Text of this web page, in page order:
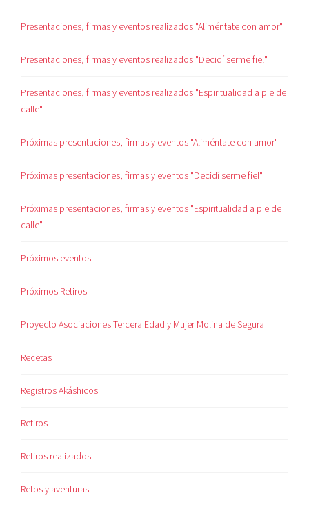
Presentaciones, firmas y eventos realizados "Aliméntate con amor"
Presentaciones, firmas y eventos realizados "Decidí serme fiel"
Presentaciones, firmas y eventos realizados "Espiritualidad a pie de
calle"
Próximas presentaciones, firmas y eventos "Aliméntate con amor"
Próximas presentaciones, firmas y eventos "Decidí serme fiel"
Próximas presentaciones, firmas y eventos "Espiritualidad a pie de
calle"
Próximos eventos
Próximos Retiros
Proyecto Asociaciones Tercera Edad y Mujer Molina de Segura
Recetas
Registros Akáshicos
Retiros
Retiros realizados
Retos y aventuras